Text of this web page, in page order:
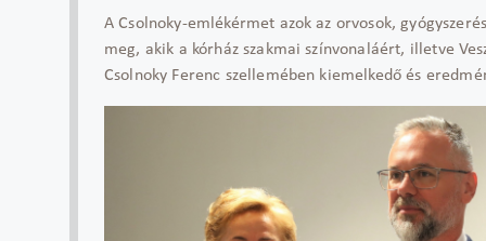
A Csolnoky-emlékérmet azok az orvosok,
meg, akik a kórház szakmai színvonaláért, illetve
Csolnoky Ferenc szellemében kiemelkedő és